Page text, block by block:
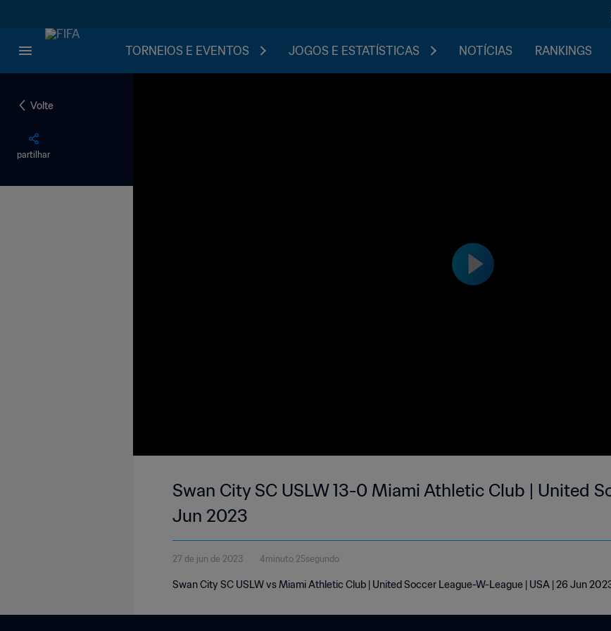
TORNEIOS E EVENTOS JOGOS E ESTATÍSTICAS NOTÍCIAS RANKINGS
Volte
partilhar
Swan City SC USLW 13-0 Miami Athletic Club | United
Jun 2023
27 de jun de 2023 4minuto 25segundo
Swan City SC USLW vs Miami Athletic Club | United Soccer League-W-League | USA | 26 Jun